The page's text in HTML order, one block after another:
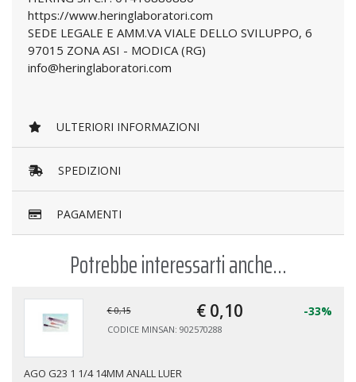
https://www.heringlaboratori.com
SEDE LEGALE E AMM.VA VIALE DELLO SVILUPPO, 6
97015 ZONA ASI - MODICA (RG)
info@heringlaboratori.com
ULTERIORI INFORMAZIONI
SPEDIZIONI
PAGAMENTI
Potrebbe interessarti anche...
€ 0,15 € 0,10 -33%
CODICE MINSAN: 902570288
AGO G23 1 1/4 14MM ANALL LUER